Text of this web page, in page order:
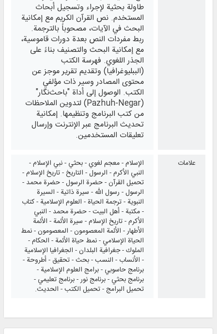
طاولة بحثية لإجراء وتسجيل أبحاث
المستخدم. نص القرآن الكريم مع إمكانية
البحث في الآيات، مصحوباً بالترجمة.
ربط مفردات النص بعدة دورات قاموسية،
مع إمكانية البحث والتصنيف بناءً على
الجذر اللغوي. فهرسة الكتب
(الببليوغرافيا) وتقديم تقرير موجز عن
محتوى المصادر وسير ذات مؤلفي
الكتب. الوصول إلى أداة "باحث‌نگار"
(Pazhuh-Negar) لتدوين الملاحظات
من كتب البرنامج وتنظيمها. إمكانية
تحديث البرنامج عبر الإنترنت وإرسال
تعليقات المستخدمين.
علامات
الإسلام - معجم لغوي - بحثي - نبي الإسلام -
النبي الأكرم - الرسول - التاريخ - تاريخ الإسلام -
تحميل القرآن - حضرة الرسول - حضرة محمد -
الرسول - رسول الله - سيرة ذاتية - السيرة
النبوية - ترجمة الحياة - العلوم الإسلامية - كتاب
- مكتبة - أهل البيت - حضرة محمد - النبي
الأكرم - تاريخ الإسلام - سيرة الأئمة - الأئمة
الأطهار - الأئمة المعصومون - المعصومون - نمط
الحياة الإسلامي - نمط حياة الأئمة - الحكام -
الملوك - جغرافية البلدان - الجغرافيا الإسلامية
- الأنساب - النسب - بحث - تحقيق - أطروحة -
برنامج حاسوبي - برامج العلوم الإسلامية -
برنامج بحثي - برنامج نور - برنامج تعليمي -
تحميل البرامج - تحميل الكتب - الحديث.